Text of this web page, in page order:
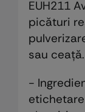
EUH211
picături
sau ceață.
-